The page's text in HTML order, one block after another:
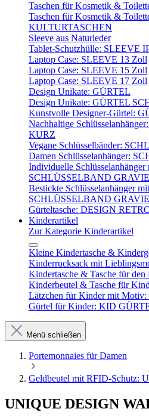
Taschen für Kosmetik &
Taschen für Kosmetik &
KULTURTASCHEN
Sleeve aus Naturleder
Tablet-Schutzhülle: SLEEVE
Laptop Case: SLEEVE 13 Zoll
Laptop Case: SLEEVE 15 Zoll
Laptop Case: SLEEVE 17 Zoll
Design Unikate: GÜRTEL
Design Unikate: GÜRTEL
Kunstvolle Designer-Gürtel:
Nachhaltige
KURZ
Vegane Schlüsselbänder:
Damen Schlüsselanhänger:
Individuelle
SCHLÜSSELBAND
Bestickte Schlüsselanhänger
SCHLÜSSELBAND
Gürteltasche: DESIGN
Kinderartikel
Zur Kategorie Kinderartikel
Kleine Kindertasche &
Kinderrucksack mit
Kindertasche & Tasche für
Kinderbeutel & Tasche für
Lätzchen für Kinder mit
Gürtel für Kinder: KID
Menü schließen
Portemonnaies für Damen
Geldbeutel mit RFID-Schutz:
UNIQUE DESIGN